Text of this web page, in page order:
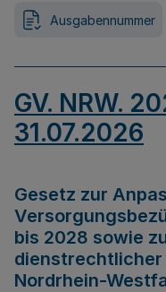
Ausgabennummer
GV. NRW.
31.07.2026
Gesetz zur
bis 2028 sowie
Nordrhein-